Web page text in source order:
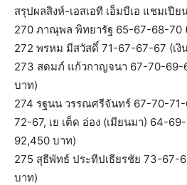
สรุปผลสิงห์-เอสเอที เอ็มบีเอ แชมเปี
270 ภาณุพล พิทยารัฐ 65-67-68-70
272 พรหม มีสวัสดิ์ 71-67-67-67 (เงิ
273 สดมภ์ แก้วกาญจนา 67-70-69-
บาท)
274 รฐนน วรรณศรีจันทร์ 67-70-
72-67, เย เต็ด อ่อง (เมียนมา)​ 64-
92,450 บาท)
275 สุธีพัทธ์ ประทีปเธียรชัย 73-67-
บาท)